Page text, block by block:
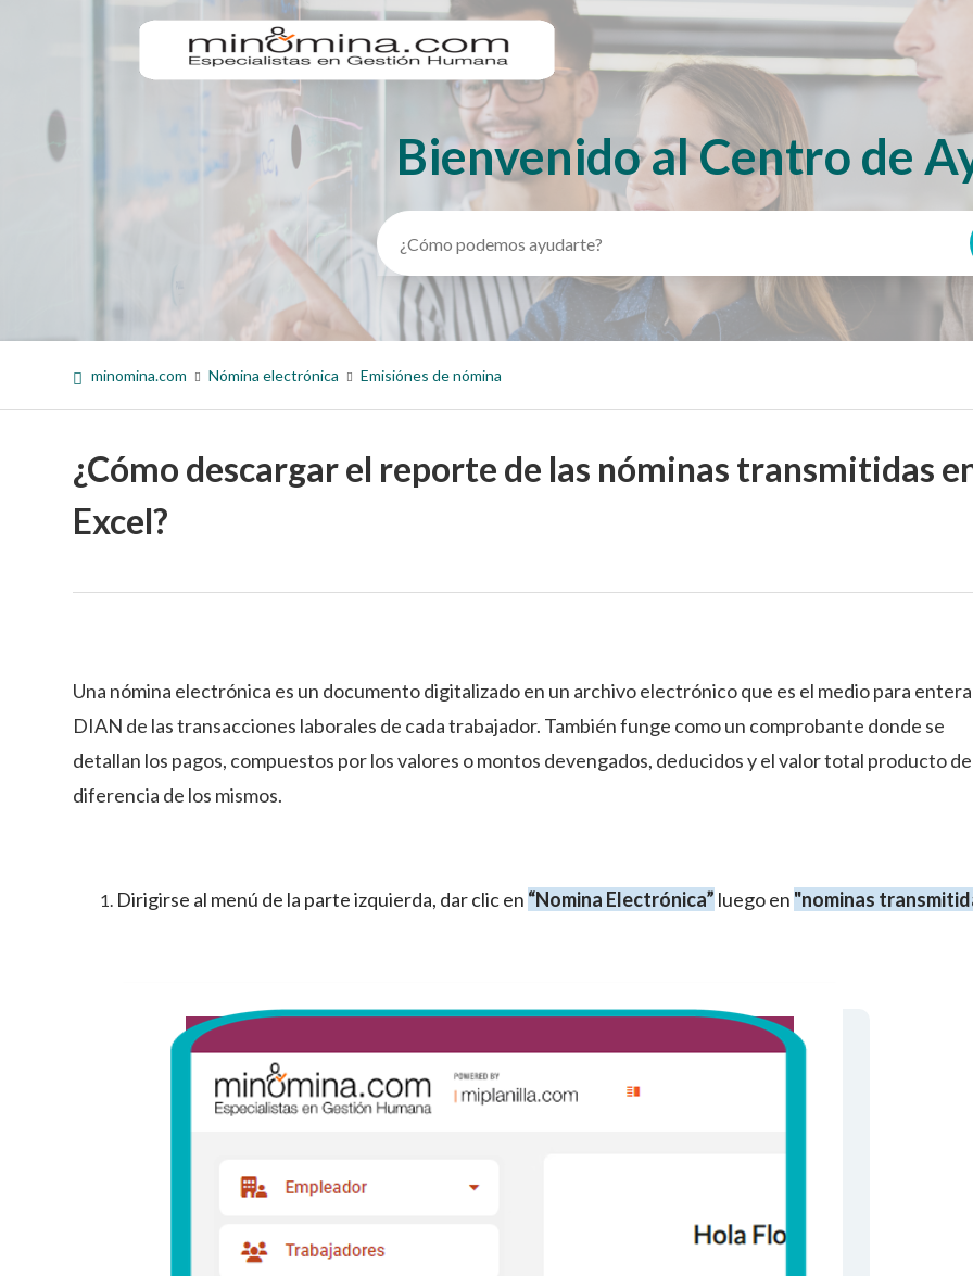
Búsqueda
Bienvenido al Centro de
minomina.com Nómina electrónica Emisiónes de nómina
¿Cómo descargar el reporte de las nóminas transmitidas
Excel?
Una nómina electrónica es un documento digitalizado en un archivo electrónico que es el medio para
DIAN de las transacciones laborales de cada trabajador. También funge como un comprobante donde se
detallan los pagos, compuestos por los valores o montos devengados, deducidos y el valor total producto
diferencia de los mismos.
Dirigirse al menú de la parte izquierda, dar clic en “Nomina Electrónica” luego en "nominas